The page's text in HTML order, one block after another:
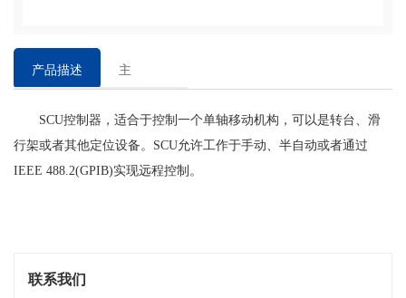
产品描述
主
特
点
SCU控制器，适合于控制一个单轴移动机构，可以是转台、滑
行架或者其他定位设备。SCU允许工作于手动、半自动或者通过
IEEE 488.2(GPIB)实现远程控制。
联系我们